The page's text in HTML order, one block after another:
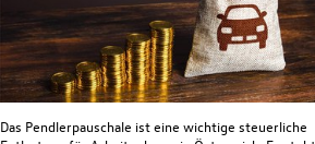
Das Pendlerpauschale ist eine wichtige steuerliche